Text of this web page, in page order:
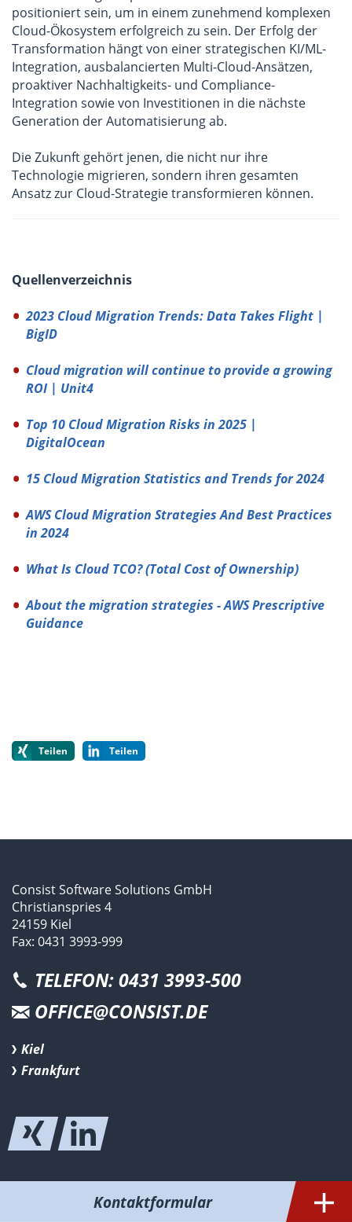
positioniert sein, um in einem zunehmend komplexen
Cloud-Ökosystem erfolgreich zu sein. Der Erfolg der
Transformation hängt von einer strategischen KI/ML-
Integration, ausbalancierten Multi-Cloud-Ansätzen,
proaktiver Nachhaltigkeits- und Compliance-
Integration sowie von Investitionen in die nächste
Generation der Automatisierung ab.
Die Zukunft gehört jenen, die nicht nur ihre
Technologie migrieren, sondern ihren gesamten
Ansatz zur Cloud-Strategie transformieren können.
Quellenverzeichnis
2023 Cloud Migration Trends: Data Takes Flight |
BigID
Cloud migration will continue to provide a growing
ROI | Unit4
Top 10 Cloud Migration Risks in 2025 |
DigitalOcean
15 Cloud Migration Statistics and Trends for 2024
AWS Cloud Migration Strategies And Best Practices
in 2024
What Is Cloud TCO? (Total Cost of Ownership)
About the migration strategies - AWS Prescriptive
Guidance
Teilen Teilen
Consist Software Solutions GmbH
Christianspries 4
24159 Kiel
Fax: 0431 3993-999
TELEFON: 0431 3993-500
OFFICE@CONSIST.DE
Kiel
Frankfurt
Kontaktformular